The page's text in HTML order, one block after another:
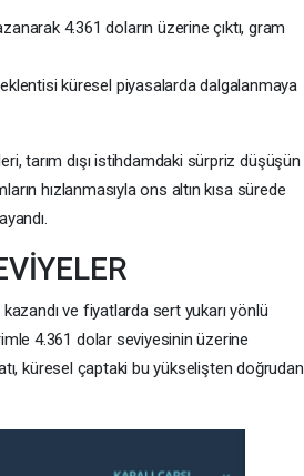
4.361 doların üzerine çıktı, gram
küresel piyasalarda dalgalanmaya
tarım dışı istihdamdaki sürpriz düşüşün
hızlanmasıyla ons altın kısa sürede
ve fiyatlarda sert yukarı yönlü
4.361 dolar seviyesinin üzerine
küresel çaptaki bu yükselişten doğrudan